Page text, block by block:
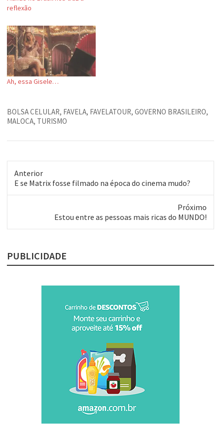
reflexão
Ah, essa Gisele…
BOLSA CELULAR, FAVELA, FAVELATOUR, GOVERNO BRASILEIRO,
MALOCA, TURISMO
Anterior
Post
E se Matrix fosse filmado na época do cinema mudo?
Próximo
Estou entre as pessoas mais ricas do MUNDO!
PUBLICIDADE